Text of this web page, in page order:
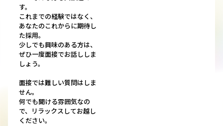
す。
これまでの経験ではなく、
あなたのこれからに期待し
た採用。
少しでも興味のある方は、
ぜひ一度面接でお話ししま
しょう。
面接では難しい質問はしま
せん。
何でも聞ける雰囲気なの
で、リラックスしてお越し
ください。